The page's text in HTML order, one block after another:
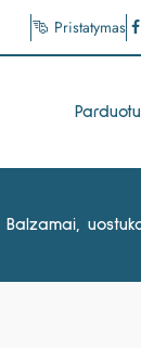
Pristatymas
Balzamai,